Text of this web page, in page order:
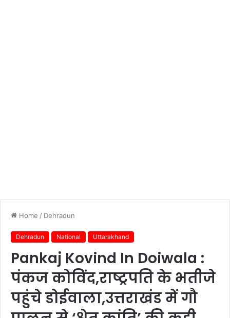
Home / Dehradun
Dehradun National Uttarakhand
Pankaj Kovind In Doiwala :
पंकज कोविंद,राष्ट्रपति के भतीजे
पहुंचे डोईवाला,उत्तराखंड में गौ